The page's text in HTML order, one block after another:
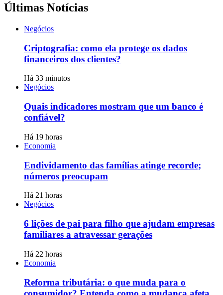
Últimas Notícias
Negócios
Criptografia: como ela protege os dados
financeiros dos clientes?
Há 33 minutos
Negócios
Quais indicadores mostram que um banco é
confiável?
Há 19 horas
Economia
Endividamento das famílias atinge recorde;
números preocupam
Há 21 horas
Negócios
6 lições de pai para filho que ajudam empresas
familiares a atravessar gerações
Há 22 horas
Economia
Reforma tributária: o que muda para o